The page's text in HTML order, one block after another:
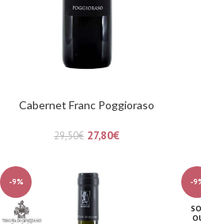
Cabernet Franc Poggioraso
29,50€ 27,80€
-9% -